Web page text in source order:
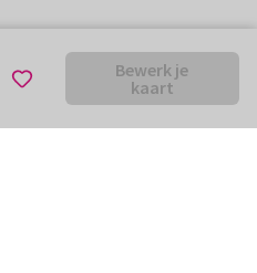
Bewerk je
kaart